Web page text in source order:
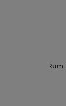
Rum